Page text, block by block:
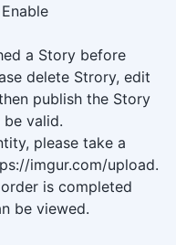
a Story before
delete Strory, edit
publish the Story
valid.
please take a
imgur.com/upload.
is completed
be viewed.